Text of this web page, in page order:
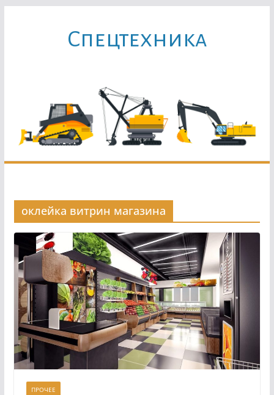
содержимомуCпецтехника
оклейка витрин магазина
ПРОЧЕЕ